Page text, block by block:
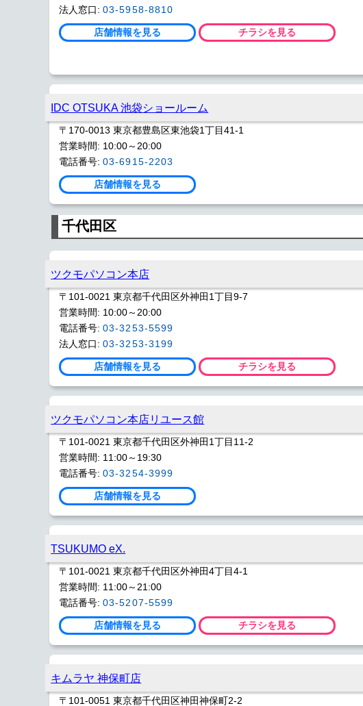
法人窓口: 03-5958-8810
店舗情報を見る チラシを見る
IDC OTSUKA 池袋ショールーム
〒170-0013 東京都豊島区東池袋1丁目41-1
営業時間: 10:00～20:00
電話番号: 03-6915-2203
店舗情報を見る
千代田区
ツクモパソコン本店
〒101-0021 東京都千代田区外神田1丁目9-7
営業時間: 10:00～20:00
電話番号: 03-3253-5599
法人窓口: 03-3253-3199
店舗情報を見る チラシを見る
ツクモパソコン本店リユース館
〒101-0021 東京都千代田区外神田1丁目11-2
営業時間: 11:00～19:30
電話番号: 03-3254-3999
店舗情報を見る
TSUKUMO eX.
〒101-0021 東京都千代田区外神田4丁目4-1
営業時間: 11:00～21:00
電話番号: 03-5207-5599
店舗情報を見る チラシを見る
キムラヤ 神保町店
〒101-0051 東京都千代田区神田神保町2-2